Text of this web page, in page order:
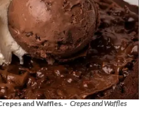
and Waffles. - Crepes and Waffles